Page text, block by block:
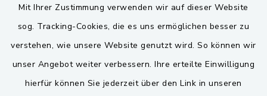
Mit Ihrer Zustimmung verwenden wir auf dieser Website
sog. Tracking-Cookies, die es uns ermöglichen besser zu
verstehen, wie unsere Website genutzt wird. So können wir
unser Angebot weiter verbessern. Ihre erteilte Einwilligung
hierfür können Sie jederzeit über den Link in unseren
VG und Gemeinden
Markt Schwarzenfeld